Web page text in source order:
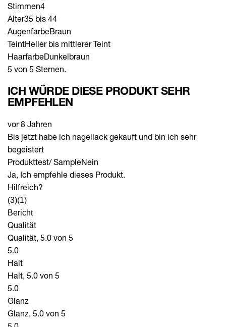
Stimmen4
Alter35 bis 44
AugenfarbeBraun
TeintHeller bis mittlerer Teint
HaarfarbeDunkelbraun
5 von 5 Sternen.
ICH WÜRDE DIESE PRODUKT SEHR
EMPFEHLEN
vor 8 Jahren
Bis jetzt habe ich nagellack gekauft und bin ich sehr
begeistert
Produkttest/ SampleNein
Ja, Ich empfehle dieses Produkt.
Hilfreich?
(3)(1)
Bericht
Qualität
Qualität, 5.0 von 5
5.0
Halt
Halt, 5.0 von 5
5.0
Glanz
Glanz, 5.0 von 5